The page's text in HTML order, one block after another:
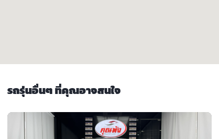
รถรุ่นอื่นๆ ที่คุณอาจสนใจ